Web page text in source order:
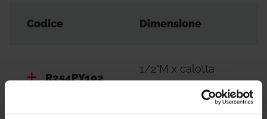
Codice Dimensione
R254PY102
1/2"M x calotta